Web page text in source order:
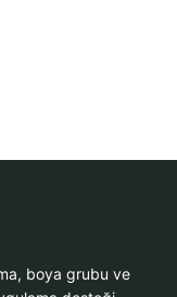
boya grubu ve